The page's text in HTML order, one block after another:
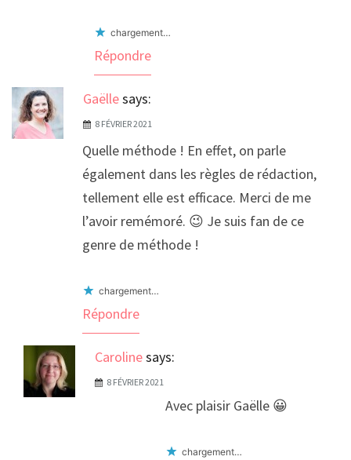
chargement…
Répondre
Gaëllesays:
8 FÉVRIER 2021
Quelle méthode ! En effet, on parle
également dans les règles de rédaction,
tellement elle est efficace. Merci de me
l’avoir remémoré. 😉 Je suis fan de ce
genre de méthode !
chargement…
Répondre
Carolinesays:
8 FÉVRIER 2021
Avec plaisir Gaëlle 😀
chargement…